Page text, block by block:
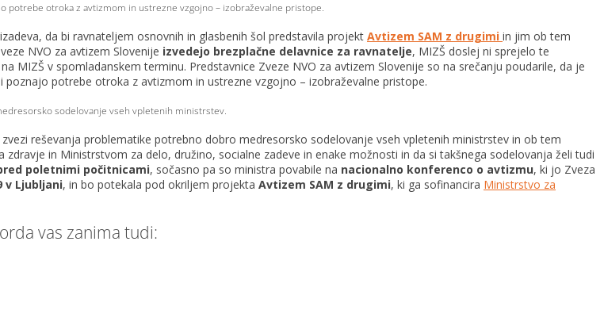
potrebe otroka z avtizmom in ustrezne vzgojno – izobraževalne pristope.
da bi ravnateljem osnovnih in glasbenih šol predstavila projekt Avtizem SAM z drugimi in jim ob tem
NVO za avtizem Slovenije izvedejo brezplačne delavnice za ravnatelje, MIZŠ doslej ni sprejelo te
MIZŠ v spomladanskem terminu. Predstavnice Zveze NVO za avtizem Slovenije so na srečanju poudarile, da je
potrebe otroka z avtizmom in ustrezne vzgojno – izobraževalne pristope.
sodelovanje vseh vpletenih ministrstev.
reševanja problematike potrebno dobro medresorsko sodelovanje vseh vpletenih ministrstev in ob tem
in Ministrstvom za delo, družino, socialne zadeve in enake možnosti in da si takšnega sodelovanja želi tudi
poletnimi počitnicami, sočasno pa so ministra povabile na nacionalno konferenco o avtizmu, ki jo Zveza
v Ljubljani, in bo potekala pod okriljem projekta Avtizem SAM z drugimi, ki ga sofinancira Ministrstvo za
vas zanima tudi: